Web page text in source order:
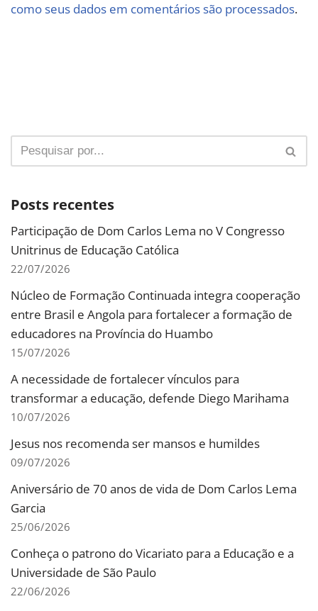
como seus dados em comentários são processados.
Posts recentes
Participação de Dom Carlos Lema no V Congresso
Unitrinus de Educação Católica
22/07/2026
Núcleo de Formação Continuada integra cooperação
entre Brasil e Angola para fortalecer a formação de
educadores na Província do Huambo
15/07/2026
A necessidade de fortalecer vínculos para
transformar a educação, defende Diego Marihama
10/07/2026
Jesus nos recomenda ser mansos e humildes
09/07/2026
Aniversário de 70 anos de vida de Dom Carlos Lema
Garcia
25/06/2026
Conheça o patrono do Vicariato para a Educação e a
Universidade de São Paulo
22/06/2026